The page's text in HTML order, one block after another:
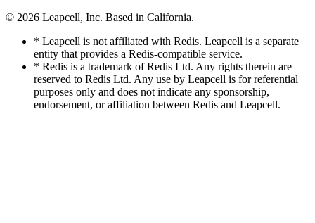
© 2026 Leapcell, Inc. Based in California.
* Leapcell is not affiliated with Redis. Leapcell is a separate
entity that provides a Redis-compatible service.
* Redis is a trademark of Redis Ltd. Any rights therein are
reserved to Redis Ltd. Any use by Leapcell is for referential
purposes only and does not indicate any sponsorship,
endorsement, or affiliation between Redis and Leapcell.